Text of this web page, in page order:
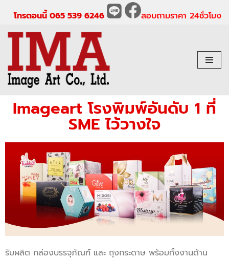
to
โทรตอนนี้ 065 539 6246 สอบถามราคา 24ชั่วโมง
Imageart โรงพิมพ์อันดับ 1 ที่
SME ไว้วางใจ
รับผลิต กล่องบรรจุภัณฑ์ และ ถุงกระดาษ พร้อมทั้งงานด้าน